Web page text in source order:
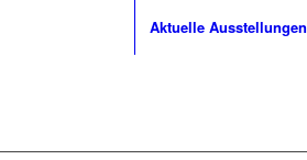
Aktuelle Ausstellungen